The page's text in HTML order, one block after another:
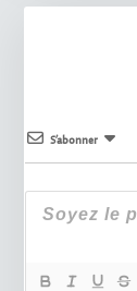
S’abonner